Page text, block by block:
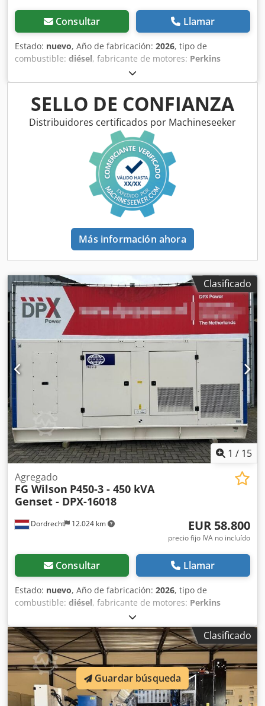
Consultar Llamar
Estado: nuevo, Año de fabricación: 2026, tipo de
combustible: diésel, fabricante de motores: Perkins
, Uso previsto: Construcción Peso en vacío:
4.575 kg Potencia del generador: 400 kVA Dimensiones del
compartimento de carga: 493 x 166 x 215 cm Marcado CE:
sí Volumen del depósito de agua: 888 l País de fabricación:
CN Póngase en contacto con el equipo de DPX para
obtener más información. Cjdpfxeyz Sk Rj Aiferf = Más
opciones y accesorios = - Batería - Cuadro de control -
Techo de acero - Cisterna
SELLO DE CONFIANZA
Distribuidores certificados por Machineseeker
Más información ahora
Clasificado
1 / 15
Dordrecht 12.024 km
Agregado
FG Wilson P450-3 - 450 kVA
Genset - DPX-16018
EUR 58.800
precio fijo IVA no incluído
Consultar Llamar
Estado: nuevo, Año de fabricación: 2026, tipo de
combustible: diésel, fabricante de motores: Perkins
, Propósito de uso: Construcción Peso en
vacío: 4.667 kg Potencia del generador: 450 kVA
Dimensiones del compartimento de carga: 493 x 166 x 215
cm Marcado CE: sí Capacidad del depósito de agua: 888 l
País de fabricación: CN Póngase en contacto con el equipo
de DPX para más información. = Opciones adicionales y
accesorios = - Batería Csdsx Uv Rzopfx Aifsrf - Cuadro de
control - Techo de acero - Tanque
Clasificado
Guardar búsqueda